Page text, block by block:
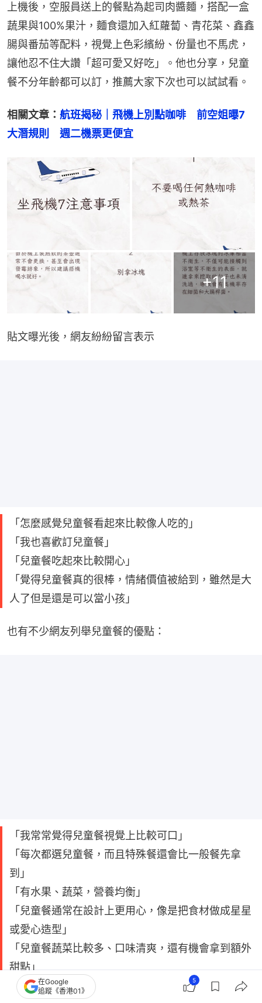
上機後，空服員送上的餐點為起司肉醬麵，搭配一盒
蔬果與100%果汁，麵食還加入紅蘿蔔、青花菜、鑫鑫
腸與番茄等配料，視覺上色彩繽紛、份量也不馬虎，
讓他忍不住大讚「超可愛又好吃」。他也分享，兒童
餐不分年齡都可以訂，推薦大家下次也可以試試看。
相關文章： 航班揭秘｜飛機上別點咖啡　前空姐曝7
大潛規則　週二機票更便宜
+11
貼文曝光後，網友紛紛留言表示
「怎麼感覺兒童餐看起來比較像人吃的」
「我也喜歡訂兒童餐」
「兒童餐吃起來比較開心」
「覺得兒童餐真的很棒，情緒價值被給到，雖然是大
人了但是還是可以當小孩」
也有不少網友列舉兒童餐的優點：
「我常常覺得兒童餐視覺上比較可口」
「每次都選兒童餐，而且特殊餐還會比一般餐先拿
到」
「有水果、蔬菜，營養均衡」
「兒童餐通常在設計上更用心，像是把食材做成星星
或愛心造型」
「兒童餐蔬菜比較多、口味清爽，還有機會拿到額外
甜點」
相關文章：航班揭秘｜8個飛機上空服員的秘密暗
在Google
追蹤《香港01》
5